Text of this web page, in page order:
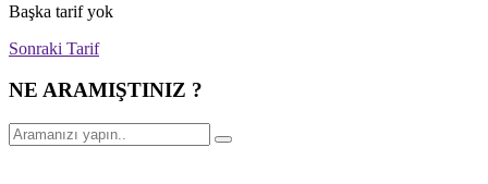
Başka tarif yok
Sonraki Tarif
NE ARAMIŞTINIZ ?